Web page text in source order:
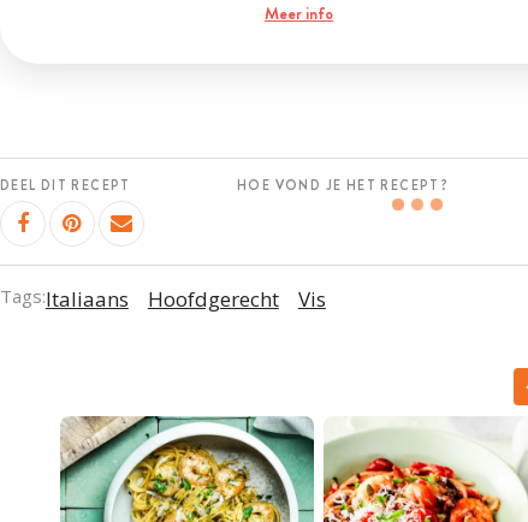
Meer info
DEEL DIT RECEPT HOE VOND JE HET RECEPT?
Tags:Italiaans Hoofdgerecht Vis